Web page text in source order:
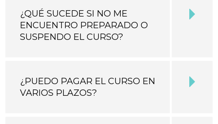
¿QUÉ SUCEDE SI NO ME
ENCUENTRO PREPARADO O
SUSPENDO EL CURSO?
¿PUEDO PAGAR EL CURSO EN
VARIOS PLAZOS?